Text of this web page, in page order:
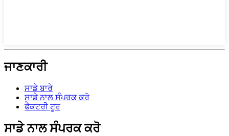
ਜਾਣਕਾਰੀ
ਸਾਡੇ ਬਾਰੇ
ਸਾਡੇ ਨਾਲ ਸੰਪਰਕ ਕਰੋ
ਫੈਕਟਰੀ ਟੂਰ
ਸਾਡੇ ਨਾਲ ਸੰਪਰਕ ਕਰੋ